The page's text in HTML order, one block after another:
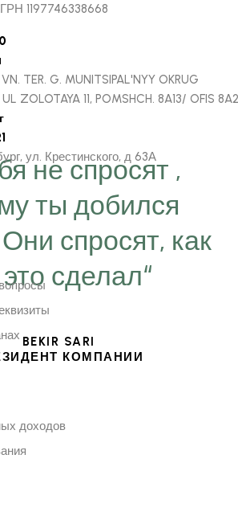
не спросят ,
ты добился
спросят, как
сделал“
BEKIR SARI
КОМПАНИИ
1197746338668
TER. G. MUNITSIPAL'NYY OKRUG
ZOLOTAYA 11, POMSHCH. 8A13/ OFIS
ул. Крестинского, д 63А
доходов